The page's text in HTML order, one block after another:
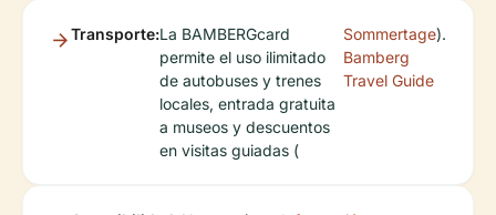
Transporte:La BAMBERGcard
permite el uso ilimitado
de autobuses y trenes
locales, entrada gratuita
a museos y descuentos
en visitas guiadas (
Sommertage
Bamberg
Travel Guide
).